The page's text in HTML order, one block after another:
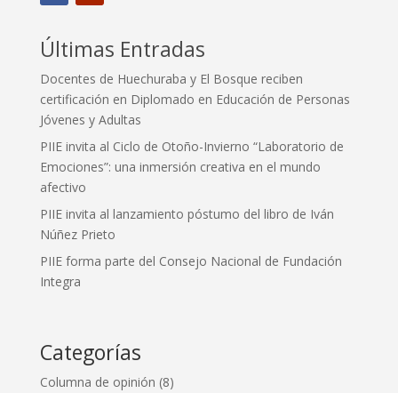
Últimas Entradas
Docentes de Huechuraba y El Bosque reciben
certificación en Diplomado en Educación de Personas
Jóvenes y Adultas
PIIE invita al Ciclo de Otoño-Invierno “Laboratorio de
Emociones”: una inmersión creativa en el mundo
afectivo
PIIE invita al lanzamiento póstumo del libro de Iván
Núñez Prieto
PIIE forma parte del Consejo Nacional de Fundación
Integra
Categorías
Columna de opinión (8)